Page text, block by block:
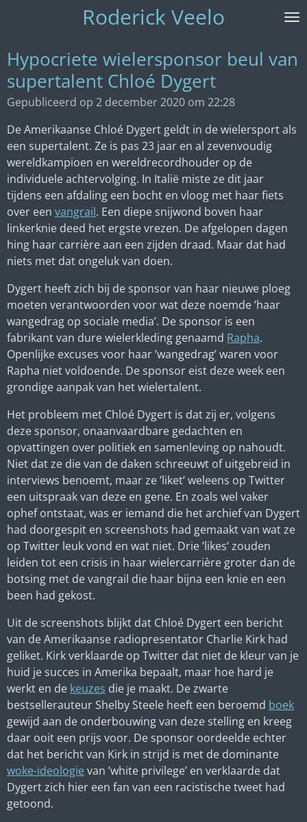
de
hoofdinhoud
Roderick Veelo
Hypocriete wielersponsor beul van
supertalent Chloé Dygert
Gepubliceerd op 2 december 2020 om 22:28
De Amerikaanse Chloé Dygert geldt in de wielersport als
een supertalent. Ze is pas 23 jaar en al zevenvoudig
wereldkampioen en wereldrecordhouder op de
individuele achtervolging. In Italië miste ze dit jaar
tijdens een afdaling een bocht en vloog met haar fiets
over een vangrail. Een diepe snijwond boven haar
linkerknie deed het ergste vrezen. De afgelopen dagen
hing haar carrière aan een zijden draad. Maar dat had
niets met dat ongeluk van doen.
Dygert heeft zich bij de sponsor van haar nieuwe ploeg
moeten verantwoorden voor wat deze noemde ’haar
wangedrag op sociale media’. De sponsor is een
fabrikant van dure wielerkleding genaamd Rapha.
Openlijke excuses voor haar ’wangedrag’ waren voor
Rapha niet voldoende. De sponsor eist deze week een
grondige aanpak van het wielertalent.
Het probleem met Chloé Dygert is dat zij er, volgens
deze sponsor, onaanvaardbare gedachten en
opvattingen over politiek en samenleving op nahoudt.
Niet dat ze die van de daken schreeuwt of uitgebreid in
interviews benoemt, maar ze ’liket’ weleens op Twitter
een uitspraak van deze en gene. En zoals wel vaker
ophef ontstaat, was er iemand die het archief van Dygert
had doorgespit en screenshots had gemaakt van wat ze
op Twitter leuk vond en wat niet. Drie ’likes’ zouden
leiden tot een crisis in haar wielercarrière groter dan de
botsing met de vangrail die haar bijna een knie en een
been had gekost.
Uit de screenshots blijkt dat Chloé Dygert een bericht
van de Amerikaanse radiopresentator Charlie Kirk had
geliket. Kirk verklaarde op Twitter dat niet de kleur van je
huid je succes in Amerika bepaalt, maar hoe hard je
werkt en de keuzes die je maakt. De zwarte
bestsellerauteur Shelby Steele heeft een beroemd boek
gewijd aan de onderbouwing van deze stelling en kreeg
daar ooit een prijs voor. De sponsor oordeelde echter
dat het bericht van Kirk in strijd is met de dominante
woke-ideologie van ’white privilege’ en verklaarde dat
Dygert zich hier een fan van een racistische tweet had
getoond.